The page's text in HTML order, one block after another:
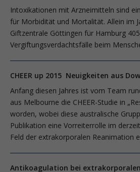
Intoxikationen mit Arzneimitteln sind
für Morbidität und Mortalität. Allein im
Giftzentrale Göttingen für Hamburg
Vergiftungsverdachtsfälle beim
CHEER up 2015 Neuigkeiten aus
Anfang diesen Jahres ist vom Team
aus Melbourne die CHEER-Studie in
worden, wobei diese australische
Publikation eine Vorreiterrolle im
Feld der extrakorporalen Reanimation
Antikoagulation bei